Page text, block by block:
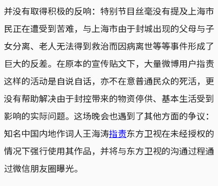
并没有取得积极的反响：特别节目丝毫没有提及上海市
民正在遭受到苦难，与上海市由于封城出现的父母与子
女分离、老人无法得到救治而因病离世等等事件形成了
巨大的反差。在原本的宣传贴文下，大量微博用户指责
这样的活动是自说自话，亦不在意普通民众的死活，更
没有帮助解决由于封控带来的物资停供、基本生活受到
影响的实际问题。这场晚会也遇到了其他方面的争议：
知名中国内地作词人王海涛指责东方卫视在未经授权的
情况下强行使用其作品，并将与东方卫视的沟通过程通
过微信朋友圈曝光。